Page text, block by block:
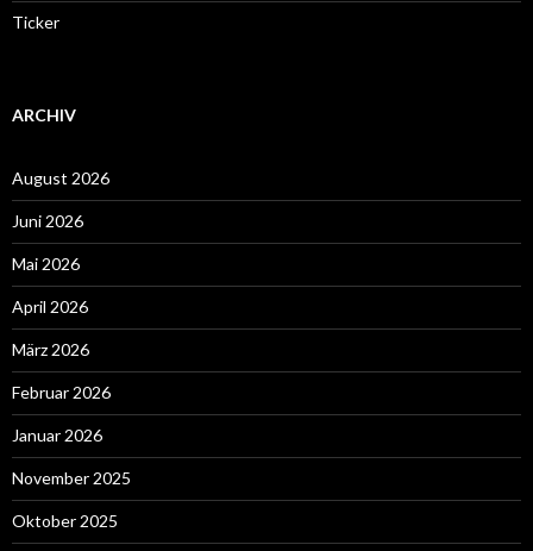
Ticker
ARCHIV
August 2026
Juni 2026
Mai 2026
April 2026
März 2026
Februar 2026
Januar 2026
November 2025
Oktober 2025